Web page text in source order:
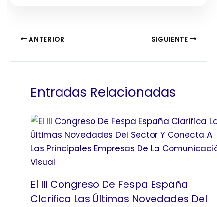
ANTERIOR SIGUIENTE
Entradas Relacionadas
El III Congreso De Fespa España
Clarifica Las Últimas Novedades Del